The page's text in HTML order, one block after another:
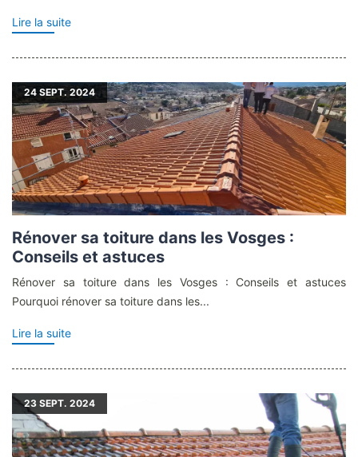
Lire la suite
24 SEPT. 2024
Rénover sa toiture dans les Vosges :
Conseils et astuces
Rénover sa toiture dans les Vosges : Conseils et astuces
Pourquoi rénover sa toiture dans les...
Lire la suite
23 SEPT. 2024